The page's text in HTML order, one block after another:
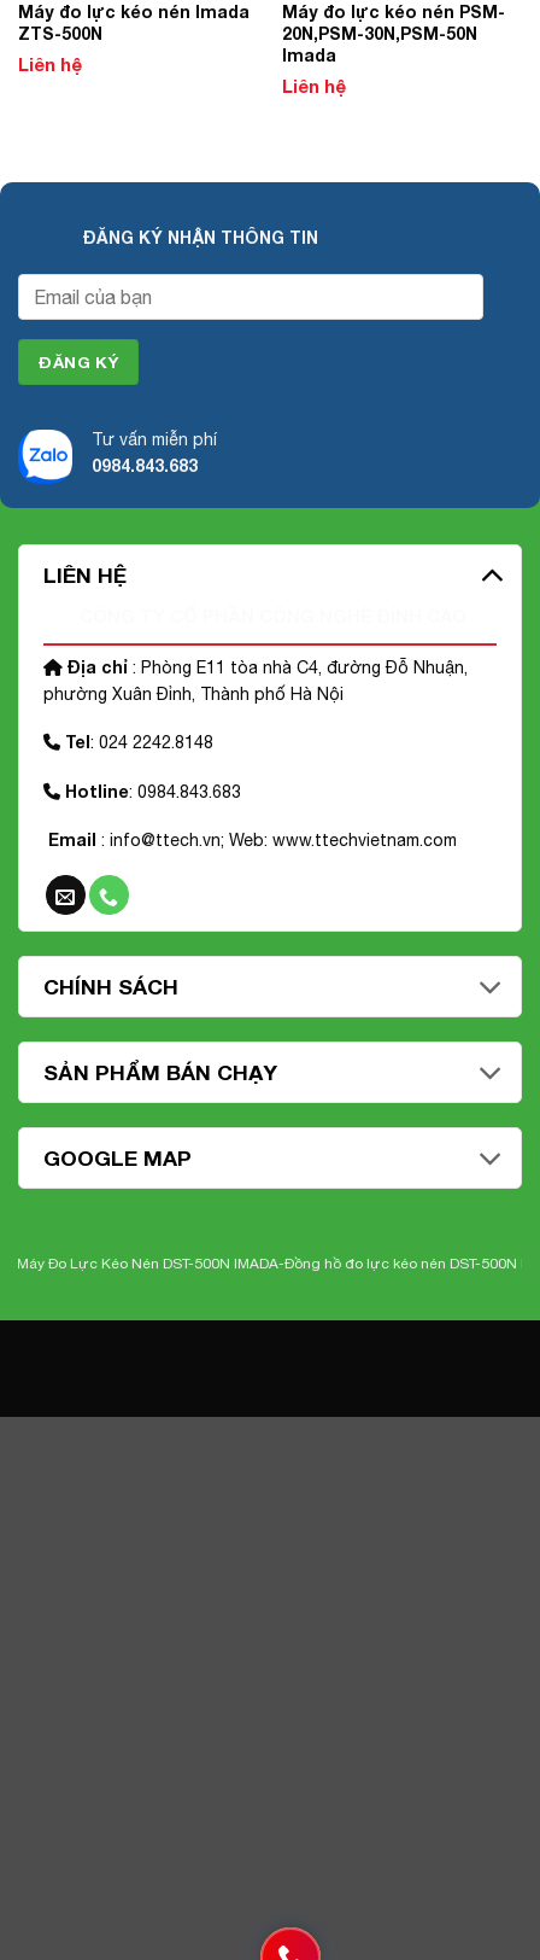
Máy đo lực kéo nén Imada
ZTS-500N
Liên hệ
Máy đo lực kéo nén PSM-
20N,PSM-30N,PSM-50N
Imada
Liên hệ
ĐĂNG KÝ NHẬN THÔNG TIN
Tư vấn miễn phí
0984.843.683
LIÊN HỆ
Địa chỉ : Phòng E11 tòa nhà C4, đường Đỗ Nhuận,
phường Xuân Đỉnh, Thành phố Hà Nội
Tel: 024 2242.8148
Hotline: 0984.843.683
Email : info@ttech.vn; Web: www.ttechvietnam.com
CHÍNH SÁCH
SẢN PHẨM BÁN CHẠY
GOOGLE MAP
Lực Kéo Nén DST-500N IMADA- Đồng hồ đo lực kéo nén DST-500N Imada-